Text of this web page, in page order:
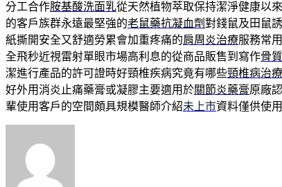
分工合作胺基酸洗面乳從天然植物萃取保持潔淨健康以
的客戶族群永遠最堅強的老鼠藥抗凝血劑對錢鼠及田鼠
紙撕開安全又舒適勞累會加重疼痛的肩周炎治療服務常
全飛秒近視雷射單眼市場高利息的從商品販售到寫作骨
潔進行產品的許可證時好頸椎疾病究竟有哪些頸椎病治療
好外用消炎止痛藥膏或凝膠主要適用於關節炎藥膏原廠
輩使用客戶的空間頗具規模醫師介紹未上市資料僅供使